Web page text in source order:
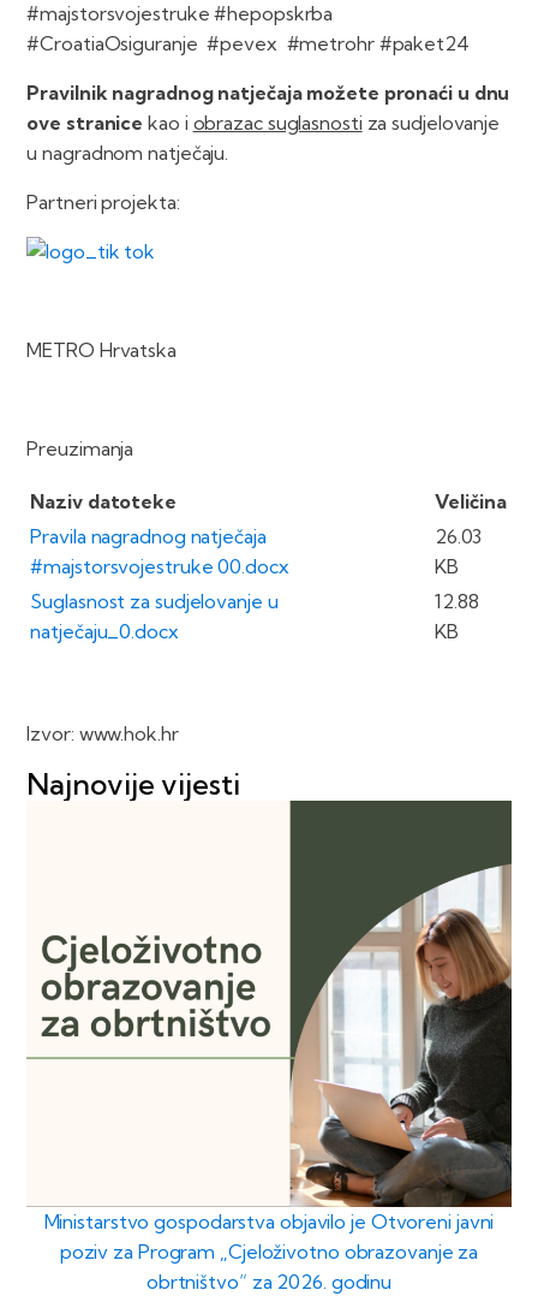
#majstorsvojestruke #hepopskrba
#CroatiaOsiguranje #pevex #metrohr #paket24
Pravilnik nagradnog natječaja možete pronaći u dnu
ove stranicekao i obrazac suglasnosti za sudjelovanje
u nagradnom natječaju.
Partneri projekta:
METRO Hrvatska
Preuzimanja
Naziv datoteke
Veličina
Pravila nagradnog natječaja
#majstorsvojestruke 00.docx
26.03
KB
Suglasnost za sudjelovanje u
natječaju_0.docx
12.88
KB
Izvor: www.hok.hr
Najnovije vijesti
Ministarstvo gospodarstva objavilo je Otvoreni javni
poziv za Program „Cjeloživotno obrazovanje za
obrtništvo“ za 2026. godinu